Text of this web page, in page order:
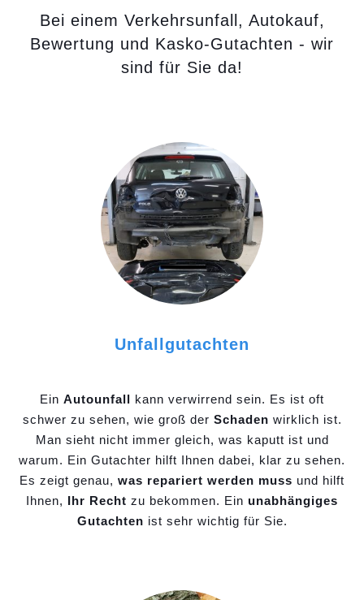
Bei einem Verkehrsunfall, Autokauf,
Bewertung und Kasko-Gutachten - wir
sind für Sie da!
Unfallgutachten
Ein Autounfall kann verwirrend sein. Es ist oft
schwer zu sehen, wie groß der Schaden wirklich ist.
Man sieht nicht immer gleich, was kaputt ist und
warum. Ein Gutachter hilft Ihnen dabei, klar zu sehen.
Es zeigt genau, was repariert werden muss und hilft
Ihnen, Ihr Recht zu bekommen. Ein unabhängiges
Gutachten ist sehr wichtig für Sie.